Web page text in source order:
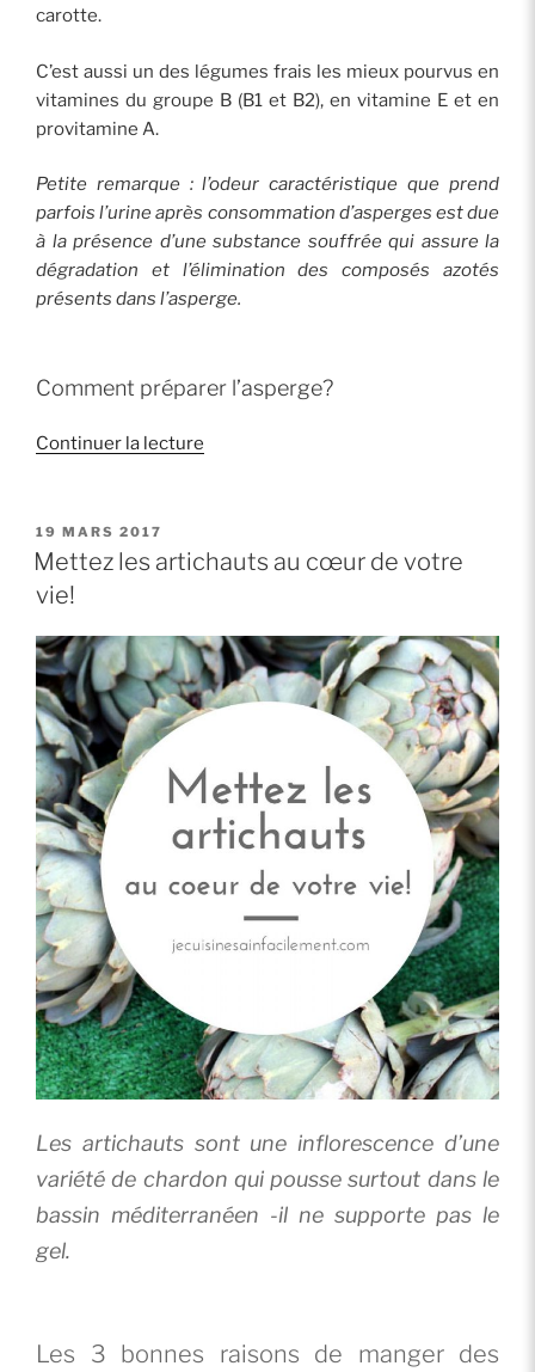
carotte.
C’est aussi un des légumes frais les mieux pourvus en
vitamines du groupe B (B1 et B2), en vitamine E et en
provitamine A.
Petite remarque : l’odeur caractéristique que prend
parfois l’urine après consommation d’asperges est due
à la présence d’une substance souffrée qui assure la
dégradation et l’élimination des composés azotés
présents dans l’asperge.
Comment préparer l’asperge?
Continuer la lecture
des
PUBLIÉ
LE
19 MARS 2017
Mettez les artichauts au cœur de votre
vie!
Les artichauts sont une inflorescence d’une
variété de chardon qui pousse surtout dans le
bassin méditerranéen -il ne supporte pas le
gel.
Les 3 bonnes raisons de manger des